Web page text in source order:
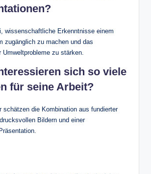
wissenschaftliche Erkenntnisse einem
zugänglich zu machen und das
zu stärken.
sich so viele
für seine Arbeit?
schätzen die Kombination aus fundierter
Bildern und einer